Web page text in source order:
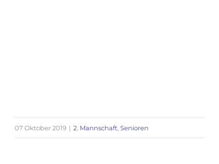
07 Oktober 2019 | 2. Mannschaft, Senioren